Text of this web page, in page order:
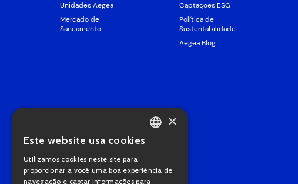
Unidades Aegea
Mercado de
Saneamento
Captações ESG
Política de
Sustentabilidade
Aegea Blog
PORTUGUESE
×
Este website usa cookies
Utilizamos cookies neste site para
proporcionar a você uma boa experiência de
navegação e captar informações para